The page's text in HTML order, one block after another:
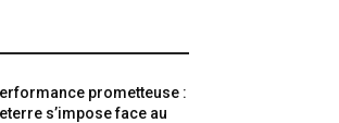
prometteuse :
s’impose face au